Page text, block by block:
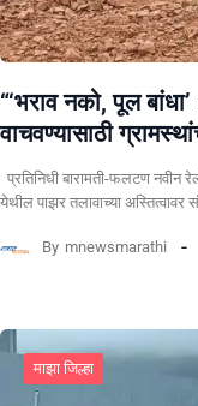
“‘भराव नको, पूल
वाचवण्यासाठी
प्रतिनिधी बारामती-फलटण नवीन
येथील पाझर तलावाच्या अस्तित्वावर
By mnewsmarathi
माझा जिल्हा